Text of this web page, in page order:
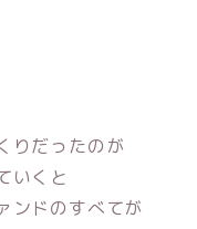
りだったのが
いくと
ンドのすべてが